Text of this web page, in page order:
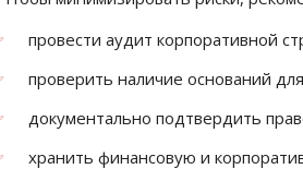
провести аудит корпоративной
проверить наличие оснований
документально подтвердить
хранить финансовую и